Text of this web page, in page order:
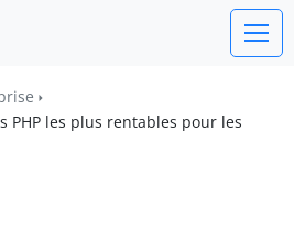
PHP les plus rentables pour les